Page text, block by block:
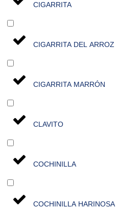
CIGARRITA
CIGARRITA DEL ARROZ
CIGARRITA MARRÓN
CLAVITO
COCHINILLA
COCHINILLA HARINOSA